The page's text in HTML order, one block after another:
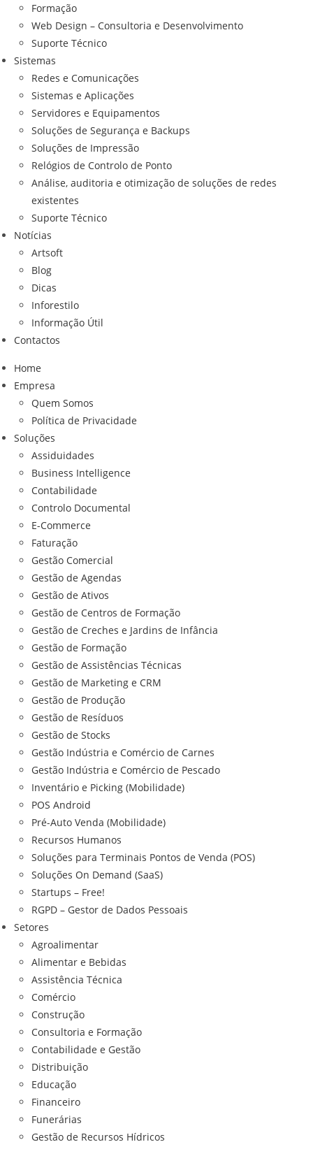
Formação
Web Design – Consultoria e Desenvolvimento
Suporte Técnico
Sistemas
Redes e Comunicações
Sistemas e Aplicações
Servidores e Equipamentos
Soluções de Segurança e Backups
Soluções de Impressão
Relógios de Controlo de Ponto
Análise, auditoria e otimização de soluções de redes
existentes
Suporte Técnico
Notícias
Artsoft
Blog
Dicas
Inforestilo
Informação Útil
Contactos
Home
Empresa
Quem Somos
Política de Privacidade
Soluções
Assiduidades
Business Intelligence
Contabilidade
Controlo Documental
E-Commerce
Faturação
Gestão Comercial
Gestão de Agendas
Gestão de Ativos
Gestão de Centros de Formação
Gestão de Creches e Jardins de Infância
Gestão de Formação
Gestão de Assistências Técnicas
Gestão de Marketing e CRM
Gestão de Produção
Gestão de Resíduos
Gestão de Stocks
Gestão Indústria e Comércio de Carnes
Gestão Indústria e Comércio de Pescado
Inventário e Picking (Mobilidade)
POS Android
Pré-Auto Venda (Mobilidade)
Recursos Humanos
Soluções para Terminais Pontos de Venda (POS)
Soluções On Demand (SaaS)
Startups – Free!
RGPD – Gestor de Dados Pessoais
Setores
Agroalimentar
Alimentar e Bebidas
Assistência Técnica
Comércio
Construção
Consultoria e Formação
Contabilidade e Gestão
Distribuição
Educação
Financeiro
Funerárias
Gestão de Recursos Hídricos